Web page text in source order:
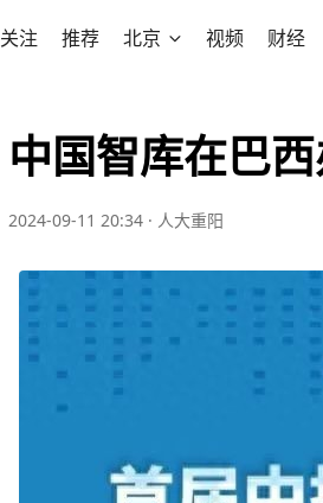
关注 推荐 北京 视频 财经
中国智库在巴
2024-09-11 20:34 · 人大重阳